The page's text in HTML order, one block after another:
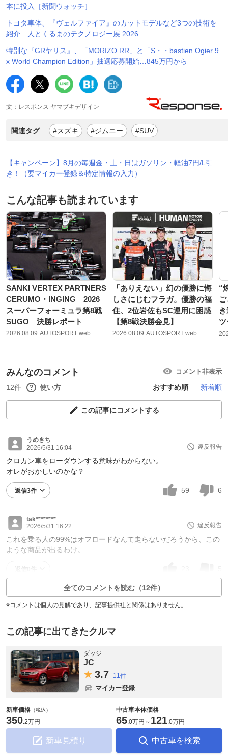
本に投入［新聞ウォッチ］
トヨタ車体、『ヴェルファイア』のカットモデルなど3つの技術を
紹介…人とくるまのテクノロジー展 2026
特別な『GRヤリス』、「MORIZO RR」と「S・・bastien Ogier 9
x World Champion Edition」抽選応募開始…845万円から
文：レスポンス ヤマブキデザイン
関連タグ #スズキ #ジムニー #SUV
【キャンペーン】8月の毎週金・土・日はガソリン・軽油7円/L引
き！（要マイカー登録＆特定情報の入力）
こんな記事も読まれています
SANKI VERTEX PARTNERS
CERUMO・INGING 2026
スーパーフォーミュラ第8戦
SUGO 決勝レポート
2026.08.09 AUTOSPORT web
「ありえない」幻の優勝に悔
しさにじむフラガ。優勝の福
住、2位岩佐もSC運用に困惑
【第8戦決勝会見】
2026.08.09 AUTOSPORT web
“
みんなのコメント コメント非表示
12件 使い方 おすすめ順 新着順
この記事にコメントする
うめきち
2026/5/31 16:04
違反報告
クロカン車をローダウンする意味がわからない。
オレがおかしいのかな？
返信3件 59 6
tak********
2026/5/31 16:22
違反報告
これを乗る人の99%はオフロードなんて走らないだろうから、この
ような商品が出るわけ。
全てのコメントを読む（12件）
※コメントは個人の見解であり、記事提供社と関係はありません。
この記事に出てきたクルマ
ダッジ
JC
3.7 11件
マイカー登録
新車価格 （税込）
350.2万円
新車見積り
中古車本体価格
65.0万円 ～ 121.0万円
中古車を検索